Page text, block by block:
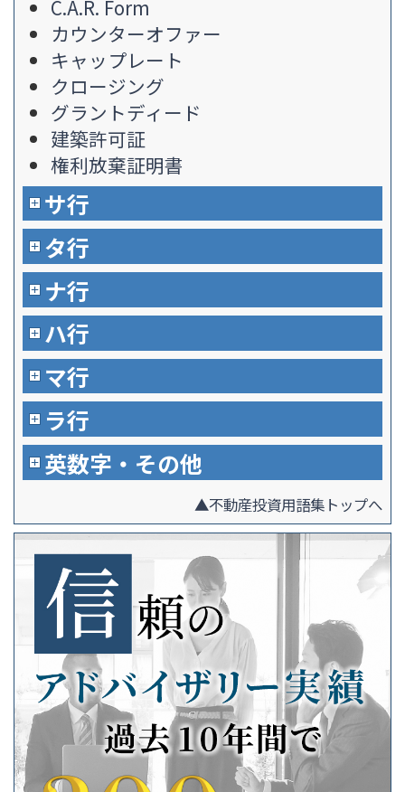
C.A.R. Form
カウンターオファー
キャップレート
クロージング
グラントディード
建築許可証
権利放棄証明書
サ行
タ行
ナ行
ハ行
マ行
ラ行
英数字・その他
▲不動産投資用語集トップへ